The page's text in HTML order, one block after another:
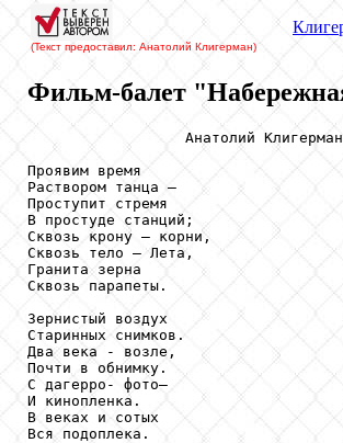
(Текст предоставил: Анатолий Клигерман)
Фильм-балет
                  Анатолий Клигерман
Проявим время
Раствором танца –
Проступит стремя
В простуде станций;
Сквозь крону – корни,
Сквозь тело – Лета,
Гранита зерна
Сквозь парапеты.
Зернистый воздух
Старинных снимков.
Два века - возле,
Почти в обнимку.
С дагерро- фото–
И кинопленка.
В веках и сотых
Вся подоплека.